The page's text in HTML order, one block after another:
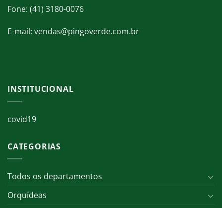
Fone: (41) 3180-0076
E-mail: vendas@pingoverde.com.br
INSTITUCIONAL
covid19
CATEGORIAS
Todos os departamentos
Orquídeas